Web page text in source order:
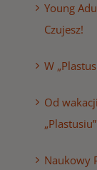
Young
Czujesz!
W
Od
„Plastusiu”
Naukowy